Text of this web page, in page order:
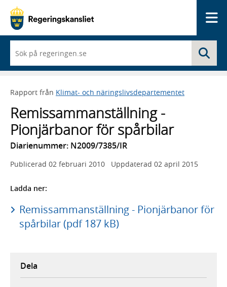
du
börjar
skriva
framträder
lista
med
sökförslag
Rapport från Klimat- och näringslivsdepartementet
Remissammanställning -
Pionjärbanor för spårbilar
Diarienummer: N2009/7385/IR
Publicerad 02 februari 2010 Uppdaterad 02 april 2015
Ladda ner:
Remissammanställning - Pionjärbanor för
spårbilar (pdf 187 kB)
Dela